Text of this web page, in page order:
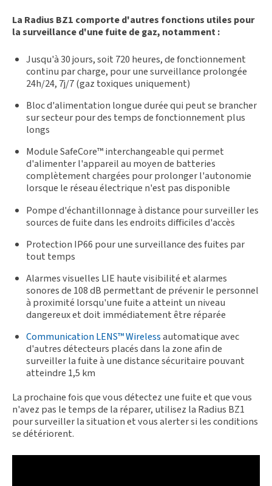
La Radius BZ1 comporte d'autres fonctions utiles pour
la surveillance d'une fuite de gaz, notamment :
Jusqu'à 30 jours, soit 720 heures, de fonctionnement
continu par charge, pour une surveillance prolongée
24h/24, 7j/7 (gaz toxiques uniquement)
Bloc d'alimentation longue durée qui peut se brancher
sur secteur pour des temps de fonctionnement plus
longs
Module SafeCore™ interchangeable qui permet
d'alimenter l'appareil au moyen de batteries
complètement chargées pour prolonger l'autonomie
lorsque le réseau électrique n'est pas disponible
Pompe d'échantillonnage à distance pour surveiller les
sources de fuite dans les endroits difficiles d'accès
Protection IP66 pour une surveillance des fuites par
tout temps
Alarmes visuelles LIE haute visibilité et alarmes
sonores de 108 dB permettant de prévenir le personnel
à proximité lorsqu'une fuite a atteint un niveau
dangereux et doit immédiatement être réparée
Communication LENS™ Wirelessautomatique avec
d'autres détecteurs placés dans la zone afin de
surveiller la fuite à une distance sécuritaire pouvant
atteindre 1,5 km
La prochaine fois que vous détectez une fuite et que vous
n'avez pas le temps de la réparer, utilisez la Radius BZ1
pour surveiller la situation et vous alerter si les conditions
se détériorent.